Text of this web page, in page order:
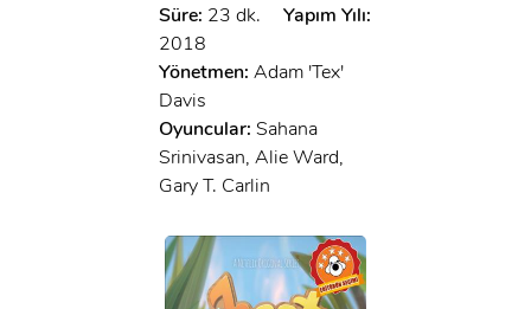
Süre: 23 dk.
Yapım Yılı:
2018
Yönetmen: Adam 'Tex'
Davis
Oyuncular: Sahana
Srinivasan, Alie Ward,
Gary T. Carlin